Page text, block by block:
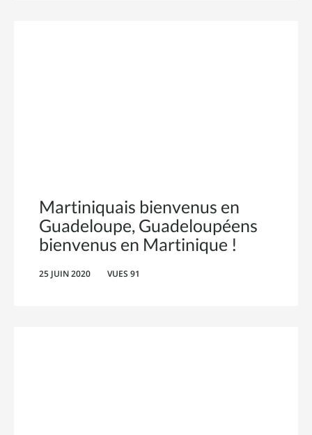
Martiniquais bienvenus en
Guadeloupe, Guadeloupéens
bienvenus en Martinique !
25 JUIN 2020 VUES 91